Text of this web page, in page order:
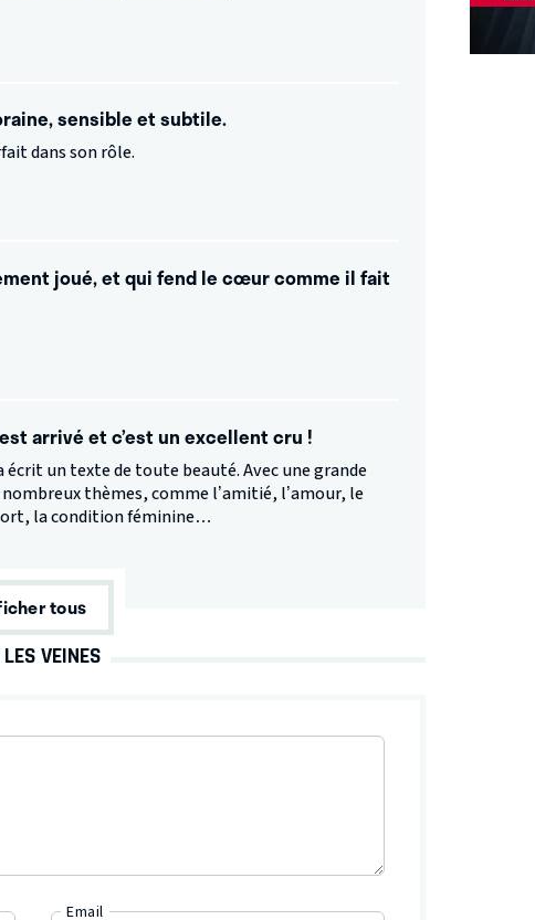
sensible et subtile.
dans son rôle.
joué, et qui fend le cœur comme il fait
arrivé et c’est un excellent cru !
écrit un texte de toute beauté. Avec une grande
thèmes, comme l’amitié, l’amour, le
la condition féminine…
tous
VEINES
Email